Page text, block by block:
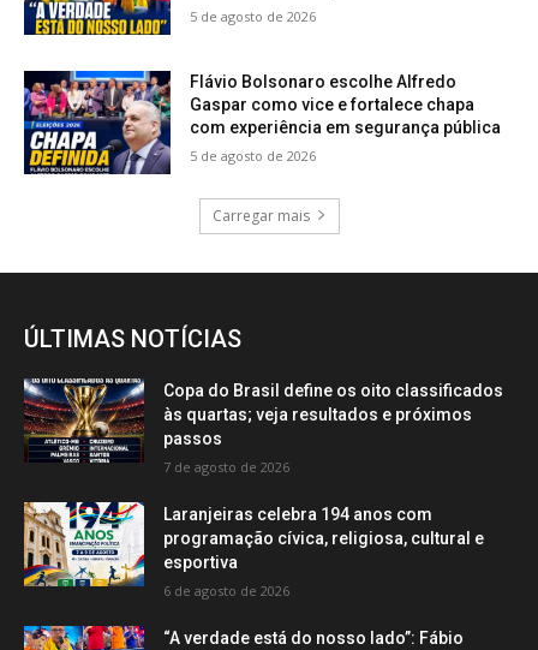
5 de agosto de 2026
Flávio Bolsonaro escolhe Alfredo
Gaspar como vice e fortalece chapa
com experiência em segurança pública
5 de agosto de 2026
Carregar mais
ÚLTIMAS NOTÍCIAS
Copa do Brasil define os oito classificados
às quartas; veja resultados e próximos
passos
7 de agosto de 2026
Laranjeiras celebra 194 anos com
programação cívica, religiosa, cultural e
esportiva
6 de agosto de 2026
“A verdade está do nosso lado”: Fábio